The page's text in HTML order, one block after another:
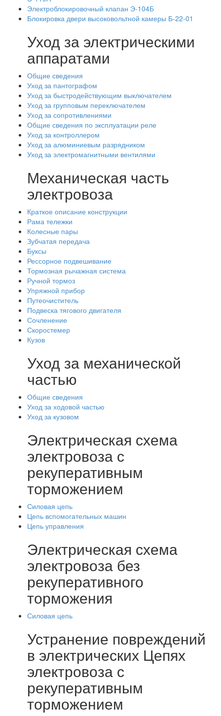
Электроблокировочный клапан Э-104Б
Блокировка двери высоковольтной камеры Б-22-01
Уход за электрическими
аппаратами
Общие сведения
Уход за пантографом
Уход за быстродействующим выключателем
Уход за групповым переключателем
Уход за сопротивлениями
Общие сведения по эксплуатации реле
Уход за контроллером
Уход за алюминиевым разрядником
Уход за электромагнитными вентилями
Механическая часть
электровоза
Краткое описание конструкции
Рама тележки
Колесные пары
Зубчатая передача
Буксы
Рессорное подвешивание
Тормозная рычажная система
Ручной тормоз
Упряжной прибор
Путеочиститель
Подвеска тягового двигателя
Сочленение
Скоростемер
Кузов
Уход за механической
частью
Общие сведения
Уход за ходовой частью
Уход за кузовом
Электрическая схема
электровоза с
рекуперативным
торможением
Силовая цепь
Цепь вспомогательных машин
Цепь управления
Электрическая схема
электровоза без
рекуперативного
торможения
Силовая цепь
Устранение повреждений
в электрических Цепях
электровоза с
рекуперативным
торможением